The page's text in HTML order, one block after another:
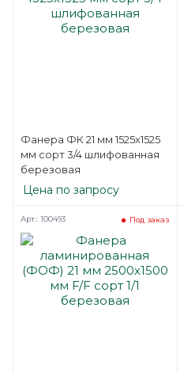
Фанера ФК 21 мм 1525х1525
мм сорт 3/4 шлифованная
березовая
Цена по запросу
Под заказ
Арт.: 100493